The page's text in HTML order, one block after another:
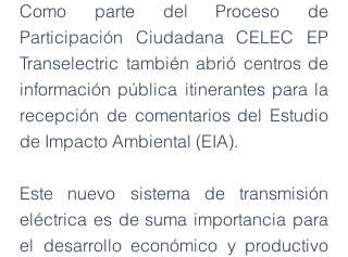
Como parte del Proceso de
Participación Ciudadana CELEC EP
Transelectric también abrió centros de
información pública itinerantes para la
recepción de comentarios del Estudio
de Impacto Ambiental (EIA).
Este nuevo sistema de transmisión
eléctrica es de suma importancia para
el desarrollo económico y productivo